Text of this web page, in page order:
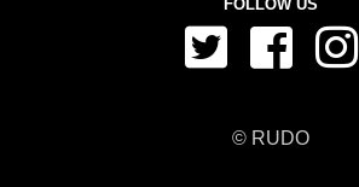
FOLLOW US
© RUDO